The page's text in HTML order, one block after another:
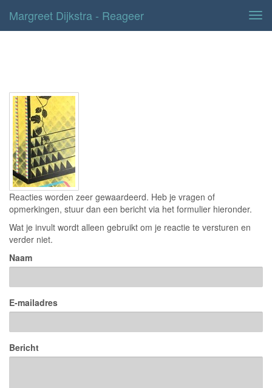
Margreet Dijkstra - Reageer
Reacties worden zeer gewaardeerd. Heb je vragen of
opmerkingen, stuur dan een bericht via het formulier hieronder.
Wat je invult wordt alleen gebruikt om je reactie te versturen en
verder niet.
Naam
E-mailadres
Bericht